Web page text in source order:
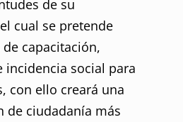
de su
cual se pretende
capacitación,
incidencia social para
con ello creará una
de ciudadanía más